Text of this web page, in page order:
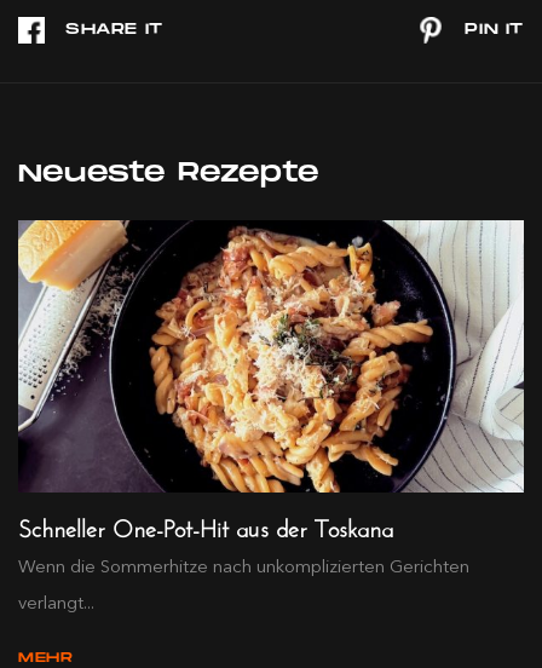
Neueste Rezepte
Schneller One-Pot-Hit aus der Toskana
Wenn die Sommerhitze nach unkomplizierten Gerichten
verlangt...
MEHR